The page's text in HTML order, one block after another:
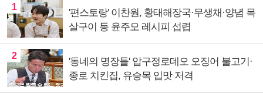
1
'편스토랑' 이찬원, 황태해장국·무생채·양념 목
살구이 등 윤주모 레시피 섭렵
2
'동네의 명장들' 압구정로데오 오징어 불고기·
종로 치킨집, 유승목 입맛 저격